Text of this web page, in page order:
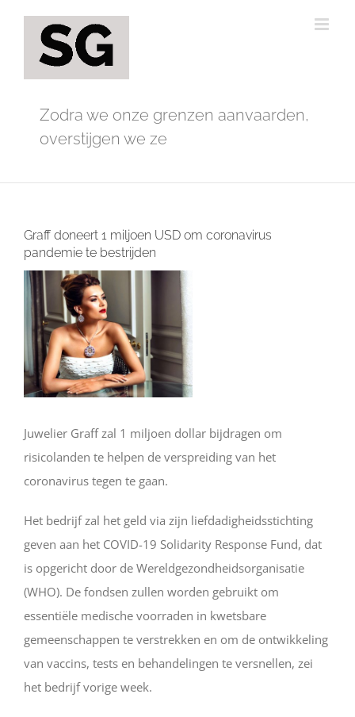
Zodra we onze grenzen aanvaarden,
overstijgen we ze
Graff doneert 1 miljoen USD om coronavirus
pandemie te bestrijden
Bekijk
grotere
afbeelding
Juwelier Graff zal 1 miljoen dollar bijdragen om
risicolanden te helpen de verspreiding van het
coronavirus tegen te gaan.
Het bedrijf zal het geld via zijn liefdadigheidsstichting
geven aan het COVID-19 Solidarity Response Fund, dat
is opgericht door de Wereldgezondheidsorganisatie
(WHO). De fondsen zullen worden gebruikt om
essentiële medische voorraden in kwetsbare
gemeenschappen te verstrekken en om de ontwikkeling
van vaccins, tests en behandelingen te versnellen, zei
het bedrijf vorige week.